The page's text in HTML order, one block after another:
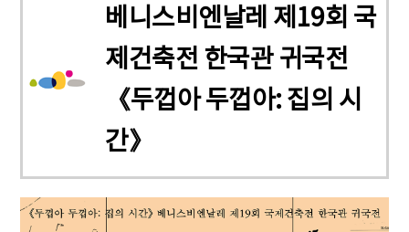
베니스비엔날레 제19회 국
제건축전 한국관 귀국전
《두껍아 두껍아: 집의 시
간》